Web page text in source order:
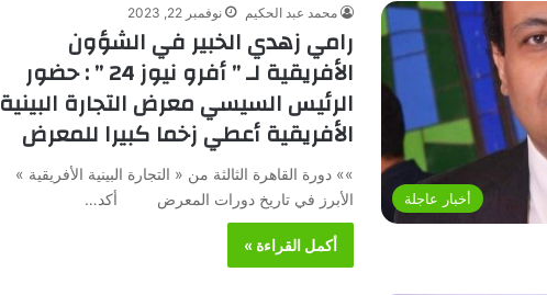
أخبار عاجلة
محمد عبد الحكيم نوفمبر 22, 2023
رامي زهدي الخبير في الشؤون
الأفريقية لـ ” أفرو نيوز 24 ” : حضور
الرئيس السيسي معرض التجارة البينية
الأفريقية أعطي زخما كبيرا للمعرض
»» دورة القاهرة الثالثة من « التجارة البينية الأفريقية »
الأبرز في تاريخ دورات المعرض أكد…
أكمل القراءة »